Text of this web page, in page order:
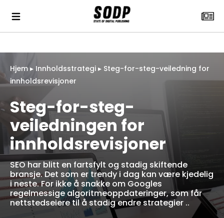
Hjem ▸ Innholdsstrategi ▸ Steg-for-steg-veiledning for
innholdsrevisjoner
Steg-for-steg-
veiledningen for
innholdsrevisjoner
SEO har blitt en fartsfylt og stadig skiftende
bransje. Det som er trendy i dag kan være kjedelig
i neste. For ikke å snakke om Googles
regelmessige algoritmeoppdateringer, som får
nettstedseiere til å stadig endre strategier ..